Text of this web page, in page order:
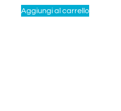
Aggiungi al carrello